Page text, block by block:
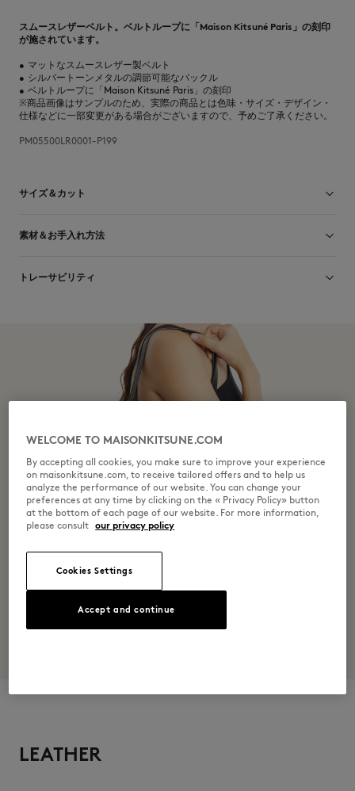
スムースレザーベルト。ベルトループに「Maison Kitsuné Paris」の刻印
が施されています。
• マットなスムースレザー製ベルト
• シルバートーンメタルの調節可能なバックル
• ベルトループに「Maison Kitsuné Paris」の刻印
※商品画像はサンプルのため、実際の商品とは色味・サイズ・デザイン・
仕様などに一部変更がある場合がございますので、予めご了承ください。
PM05500LR0001-P199
サイズ＆カット
サイズ： UNISEX
素材＆お手入れ方法
牛革 100%
トレーサビリティ
LEATHER
WELCOME TO MAISONKITSUNE.COM
By accepting all cookies, you make sure to improve your experience
on maisonkitsune.com, to receive tailored offers and to help us
analyze the performance of our website. You can change your
preferences at any time by clicking on the « Privacy Policy» button
at the bottom of each page of our website. For more information,
please consult our privacy policy
Cookies Settings
Accept and continue